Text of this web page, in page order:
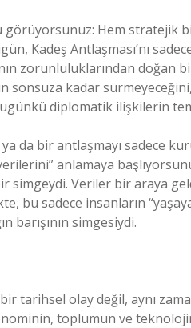
görüyorsunuz: Hem stratejik
Kadeş Antlaşması’nı
zorunluluklarından doğan bir
sonsuza kadar
diplomatik ilişkilerin
da bir antlaşmayı sadece
anlamaya
simgeydi. Veriler bir araya
bu sadece insanların
barışının simgesiydi.
bir tarihsel olay değil, aynı
toplumun ve